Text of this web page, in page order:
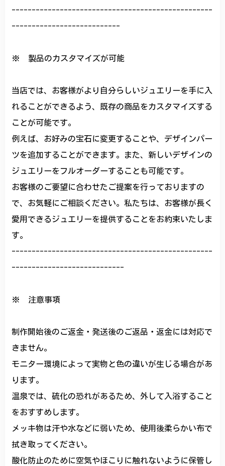
--------------------------------------------------
---------------------------
※ 製品のカスタマイズが可能
当店では、お客様がより自分らしいジュエリーを手に入
れることができるよう、既存の商品をカスタマイズする
ことが可能です。
例えば、お好みの宝石に変更することや、デザインパー
ツを追加することができます。また、新しいデザインの
ジュエリーをフルオーダーすることも可能です。
お客様のご要望に合わせたご提案を行っておりますの
で、お気軽にご相談ください。私たちは、お客様が長く
愛用できるジュエリーを提供することをお約束いたしま
す。
--------------------------------------------------
----------------------------
※ 注意事項
制作開始後のご返金・発送後のご返品・返金には対応で
きません。
モニター環境によって実物と色の違いが生じる場合があ
ります。
温泉では、硫化の恐れがあるため、外して入浴すること
をおすすめします。
メッキ物は汗や水などに弱いため、使用後柔らかい布で
拭き取ってください。
酸化防止のために空気やほこりに触れないように保管し